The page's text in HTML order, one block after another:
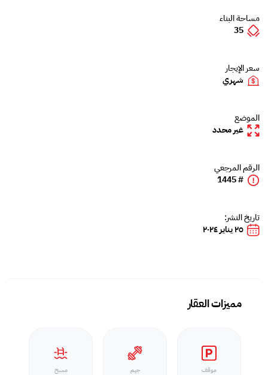
مساحة البناء
35
سعر الإيجار
شهري
الموضع
غير محدد
الرقم المرجعي
# 1445
تاريخ النشر:
٢٥ يناير ٢٠٢٤
مميزات العقار
موقف جيم مسبح